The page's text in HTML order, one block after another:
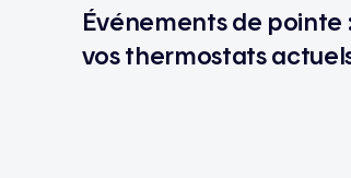
Événements de pointe
vos thermostats